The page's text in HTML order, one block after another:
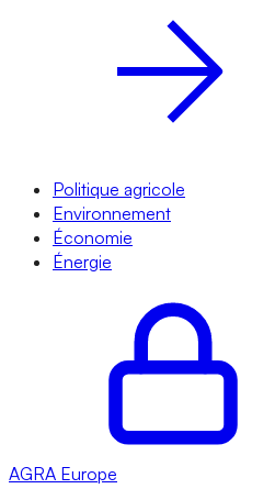
Politique agricole
Environnement
Économie
Énergie
AGRA Europe